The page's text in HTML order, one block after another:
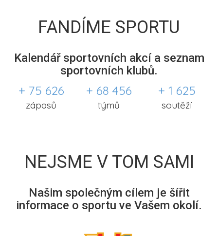
FANDÍME SPORTU
Kalendář sportovních akcí a seznam
sportovních klubů.
+ 75 626
zápasů
+ 68 456
týmů
+ 1 625
soutěží
NEJSME V TOM SAMI
Našim společným cílem je šířit
informace o sportu ve Vašem okolí.